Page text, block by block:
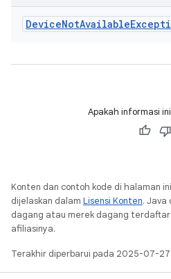
DeviceNotAvailable
Apakah informasi
Konten dan contoh kode di halaman
dijelaskan dalam Lisensi Konten. Java
dagang atau merek dagang
afiliasinya.
Terakhir diperbarui pada 2025-07-27